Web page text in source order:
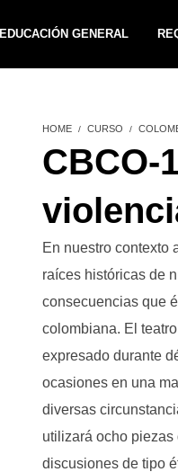
EDUCACIÓN GENERAL
HOME CURSO
CBCO-
En nuestro contexto
raíces históricas de
consecuencias que
colombiana. El
expresado durante
ocasiones en una
diversas
utilizará ocho
discusiones de tipo